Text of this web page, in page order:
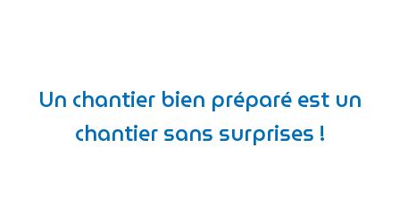
Un chantier bien préparé est un
chantier sans surprises !